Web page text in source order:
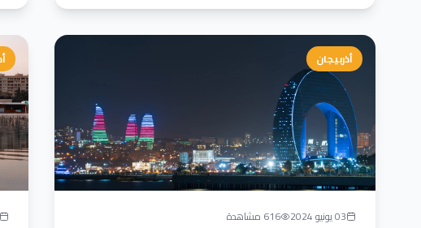
أذربيجان
03 يونيو 2024 616 مشاهدة